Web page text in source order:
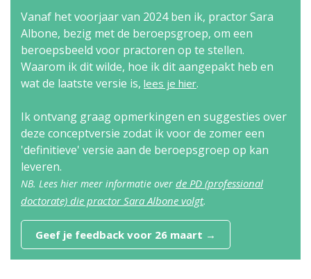
Vanaf het voorjaar van 2024 ben ik, practor Sara
Albone, bezig met de beroepsgroep, om een
beroepsbeeld voor practoren op te stellen.
Waarom ik dit wilde, hoe ik dit aangepakt heb en
wat de laatste versie is, lees je hier.
Ik ontvang graag opmerkingen en suggesties over
deze conceptversie zodat ik voor de zomer een
'definitieve' versie aan de beroepsgroep op kan
leveren.
NB. Lees hier meer informatie over de PD (professional
doctorate) die practor Sara Albone volgt.
Geef je feedback voor 26 maart →